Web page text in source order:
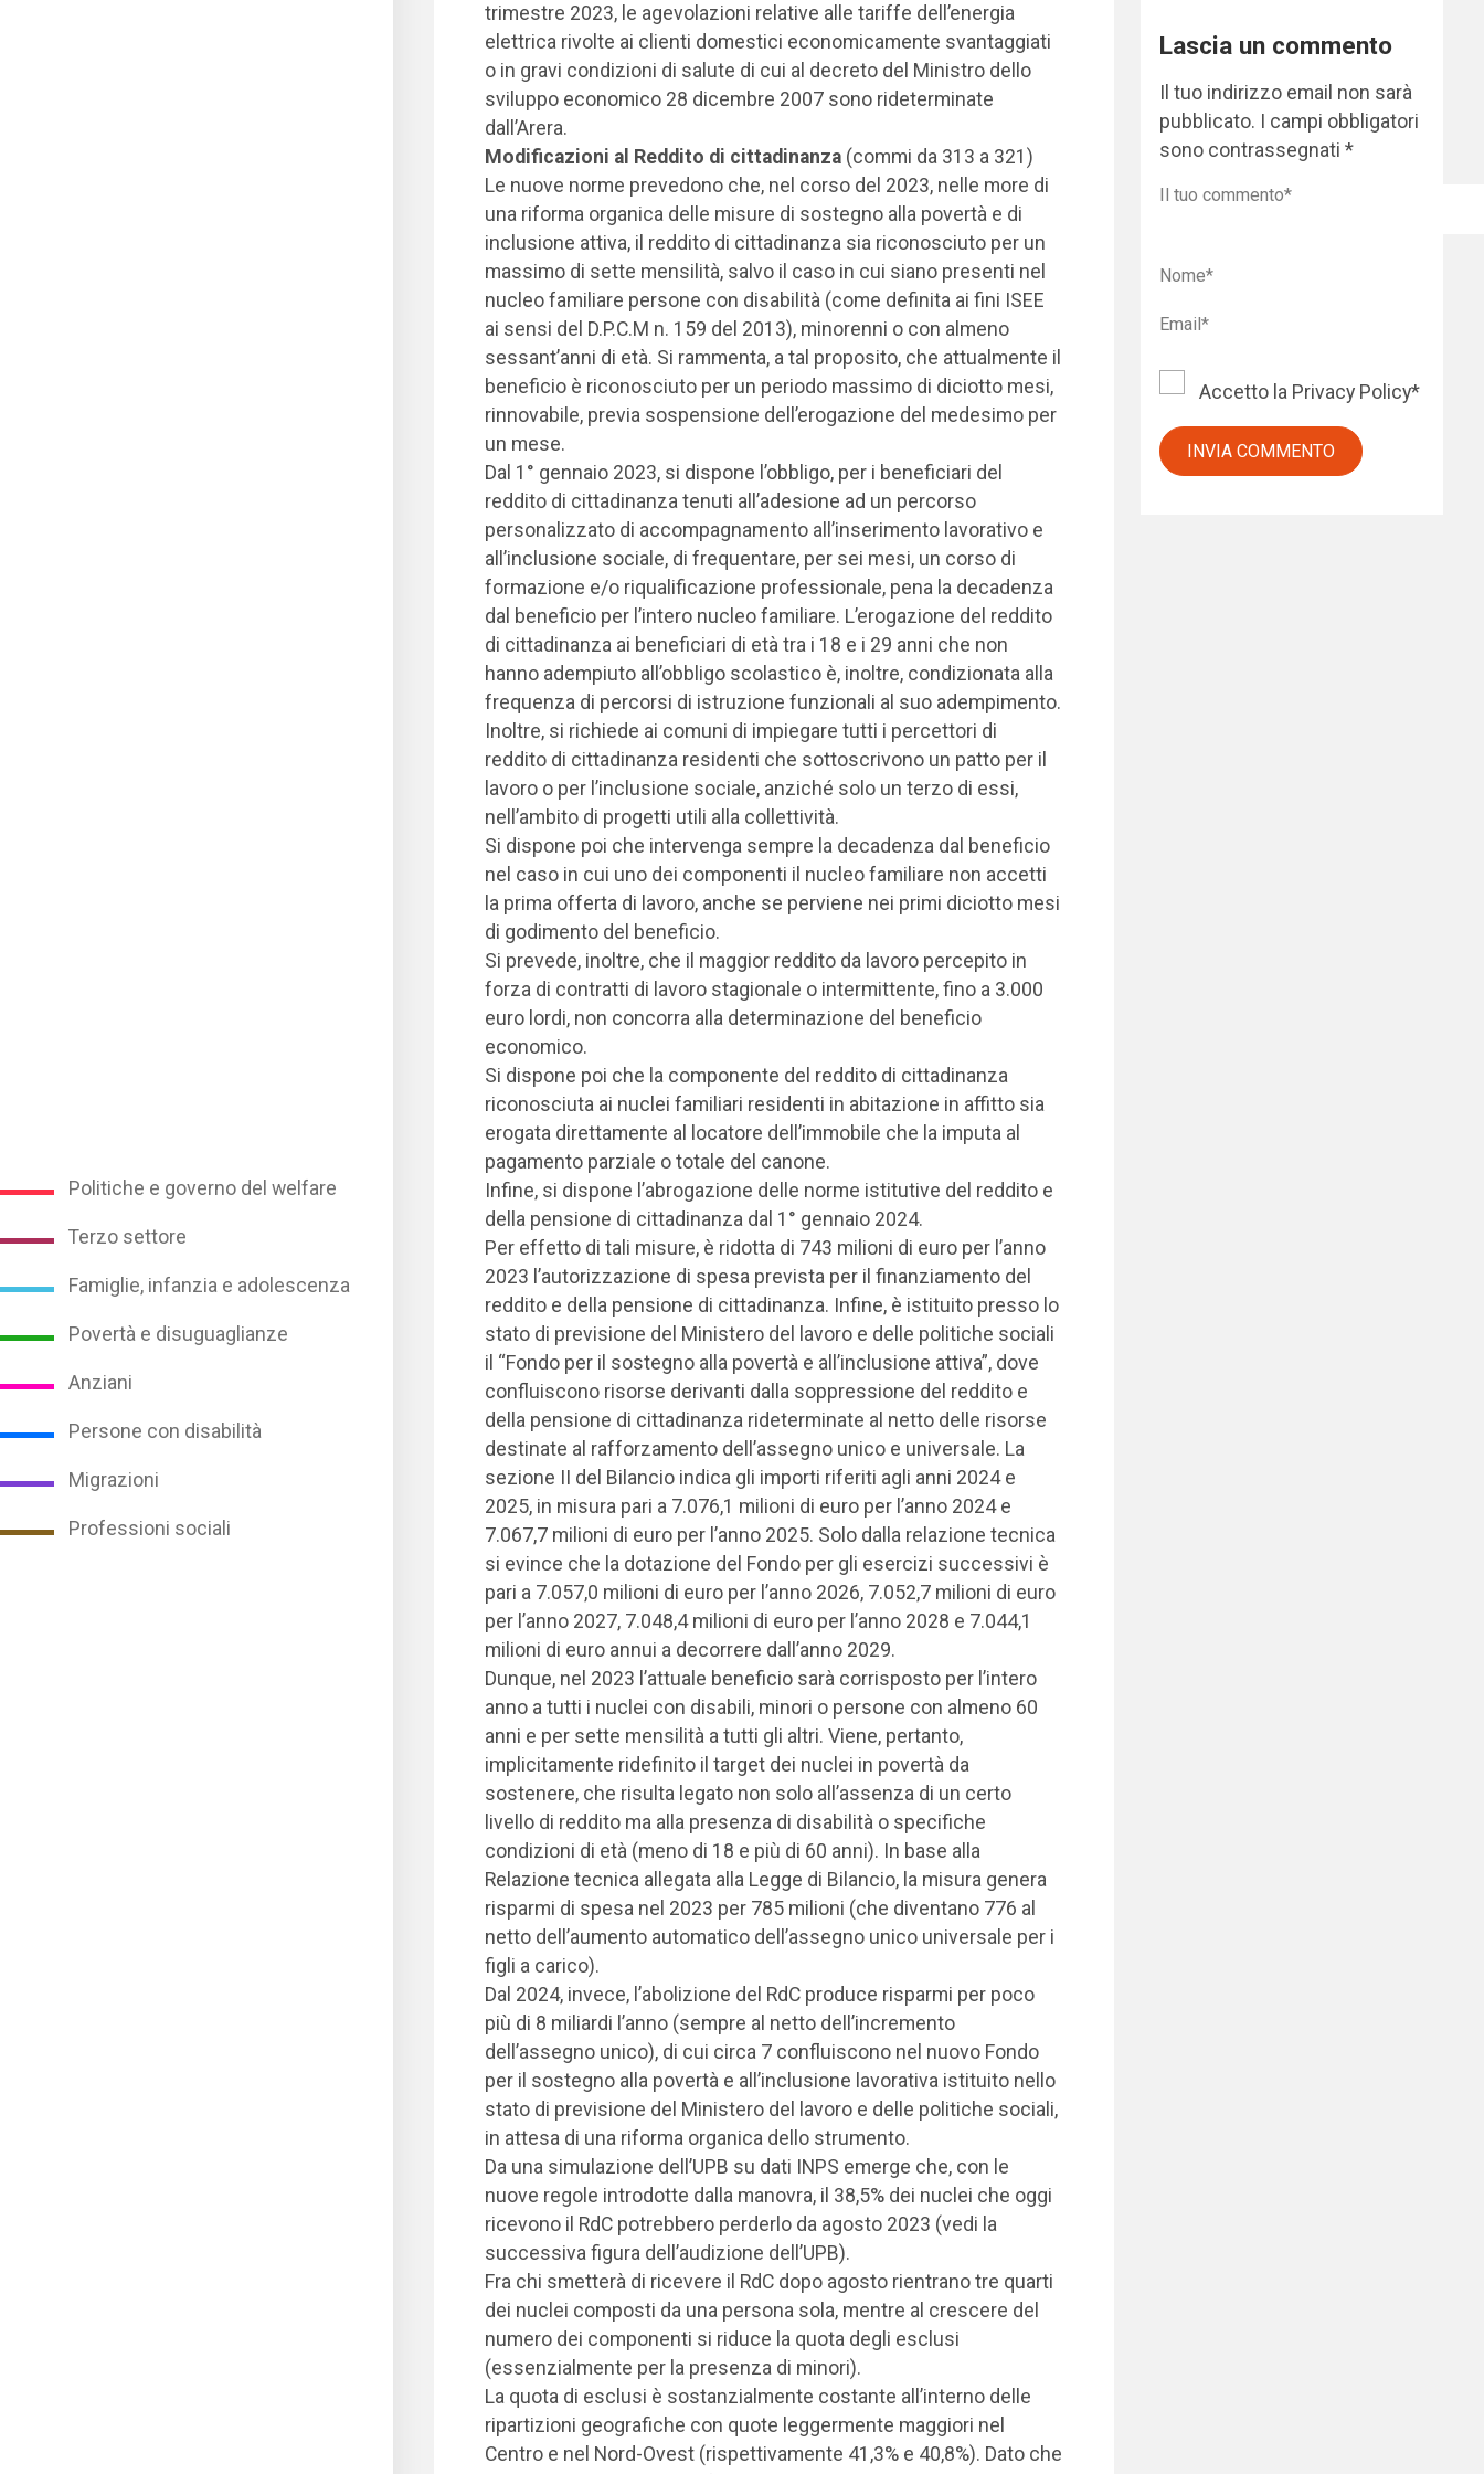
Politiche e governo del welfare
Terzo settore
Famiglie, infanzia e adolescenza
Povertà e disuguaglianze
Anziani
Persone con disabilità
Migrazioni
Professioni sociali
trimestre 2023, le agevolazioni relative alle tariffe dell’energia
elettrica rivolte ai clienti domestici economicamente svantaggiati
o in gravi condizioni di salute di cui al decreto del Ministro dello
sviluppo economico 28 dicembre 2007 sono rideterminate
dall’Arera.
Modificazioni al Reddito di cittadinanza(commi da 313 a 321)
Le nuove norme prevedono che, nel corso del 2023, nelle more di
una riforma organica delle misure di sostegno alla povertà e di
inclusione attiva, il reddito di cittadinanza sia riconosciuto per un
massimo di sette mensilità, salvo il caso in cui siano presenti nel
nucleo familiare persone con disabilità (come definita ai fini ISEE
ai sensi del D.P.C.M n. 159 del 2013), minorenni o con almeno
sessant’anni di età. Si rammenta, a tal proposito, che attualmente il
beneficio è riconosciuto per un periodo massimo di diciotto mesi,
rinnovabile, previa sospensione dell’erogazione del medesimo per
un mese.
Dal 1° gennaio 2023, si dispone l’obbligo, per i beneficiari del
reddito di cittadinanza tenuti all’adesione ad un percorso
personalizzato di accompagnamento all’inserimento lavorativo e
all’inclusione sociale, di frequentare, per sei mesi, un corso di
formazione e/o riqualificazione professionale, pena la decadenza
dal beneficio per l’intero nucleo familiare. L’erogazione del reddito
di cittadinanza ai beneficiari di età tra i 18 e i 29 anni che non
hanno adempiuto all’obbligo scolastico è, inoltre, condizionata alla
frequenza di percorsi di istruzione funzionali al suo adempimento.
Inoltre, si richiede ai comuni di impiegare tutti i percettori di
reddito di cittadinanza residenti che sottoscrivono un patto per il
lavoro o per l’inclusione sociale, anziché solo un terzo di essi,
nell’ambito di progetti utili alla collettività.
Si dispone poi che intervenga sempre la decadenza dal beneficio
nel caso in cui uno dei componenti il nucleo familiare non accetti
la prima offerta di lavoro, anche se perviene nei primi diciotto mesi
di godimento del beneficio.
Si prevede, inoltre, che il maggior reddito da lavoro percepito in
forza di contratti di lavoro stagionale o intermittente, fino a 3.000
euro lordi, non concorra alla determinazione del beneficio
economico.
Si dispone poi che la componente del reddito di cittadinanza
riconosciuta ai nuclei familiari residenti in abitazione in affitto sia
erogata direttamente al locatore dell’immobile che la imputa al
pagamento parziale o totale del canone.
Infine, si dispone l’abrogazione delle norme istitutive del reddito e
della pensione di cittadinanza dal 1° gennaio 2024.
Per effetto di tali misure, è ridotta di 743 milioni di euro per l’anno
2023 l’autorizzazione di spesa prevista per il finanziamento del
reddito e della pensione di cittadinanza. Infine, è istituito presso lo
stato di previsione del Ministero del lavoro e delle politiche sociali
il “Fondo per il sostegno alla povertà e all’inclusione attiva”, dove
confluiscono risorse derivanti dalla soppressione del reddito e
della pensione di cittadinanza rideterminate al netto delle risorse
destinate al rafforzamento dell’assegno unico e universale. La
sezione II del Bilancio indica gli importi riferiti agli anni 2024 e
2025, in misura pari a 7.076,1 milioni di euro per l’anno 2024 e
7.067,7 milioni di euro per l’anno 2025. Solo dalla relazione tecnica
si evince che la dotazione del Fondo per gli esercizi successivi è
pari a 7.057,0 milioni di euro per l’anno 2026, 7.052,7 milioni di euro
per l’anno 2027, 7.048,4 milioni di euro per l’anno 2028 e 7.044,1
milioni di euro annui a decorrere dall’anno 2029.
Dunque, nel 2023 l’attuale beneficio sarà corrisposto per l’intero
anno a tutti i nuclei con disabili, minori o persone con almeno 60
anni e per sette mensilità a tutti gli altri. Viene, pertanto,
implicitamente ridefinito il target dei nuclei in povertà da
sostenere, che risulta legato non solo all’assenza di un certo
livello di reddito ma alla presenza di disabilità o specifiche
condizioni di età (meno di 18 e più di 60 anni). In base alla
Relazione tecnica allegata alla Legge di Bilancio, la misura genera
risparmi di spesa nel 2023 per 785 milioni (che diventano 776 al
netto dell’aumento automatico dell’assegno unico universale per i
figli a carico).
Dal 2024, invece, l’abolizione del RdC produce risparmi per poco
più di 8 miliardi l’anno (sempre al netto dell’incremento
dell’assegno unico), di cui circa 7 confluiscono nel nuovo Fondo
per il sostegno alla povertà e all’inclusione lavorativa istituito nello
stato di previsione del Ministero del lavoro e delle politiche sociali,
in attesa di una riforma organica dello strumento.
Da una simulazione dell’UPB su dati INPS emerge che, con le
nuove regole introdotte dalla manovra, il 38,5% dei nuclei che oggi
ricevono il RdC potrebbero perderlo da agosto 2023 (vedi la
successiva figura dell’audizione dell’UPB).
Fra chi smetterà di ricevere il RdC dopo agosto rientrano tre quarti
dei nuclei composti da una persona sola, mentre al crescere del
numero dei componenti si riduce la quota degli esclusi
(essenzialmente per la presenza di minori).
La quota di esclusi è sostanzialmente costante all’interno delle
ripartizioni geografiche con quote leggermente maggiori nel
Centro e nel Nord-Ovest (rispettivamente 41,3% e 40,8%). Dato che
Lascia un commento
Il tuo indirizzo email non sarà
pubblicato. I campi obbligatori
sono contrassegnati*
Accetto la Privacy Policy*